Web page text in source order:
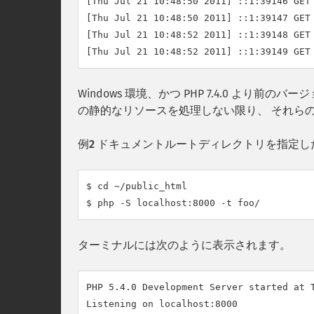
[Thu Jul 21 10:48:50 2011] ::1:39147
[Thu Jul 21 10:48:52 2011] ::1:39148
Windows 環境、かつ PHP 7.4.0 より前のバー
の静的なリソースを処理しない限り、 それら
例2 ドキュメントルートディレクトリを指定し
$ cd ~/public_html
$ php -S localhost:8000 -t foo/
ターミナルには次のように表示されます。
PHP 5.4.0 Development Server started at
Listening on localhost:8000